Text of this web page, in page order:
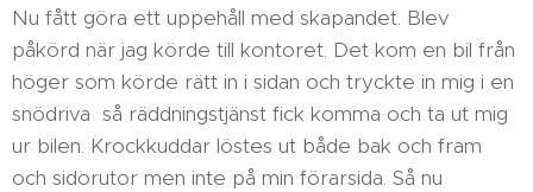
Nu fått göra ett uppehåll med skapandet. Blev
påkörd när jag körde till kontoret. Det kom en bil från
höger som körde rätt in i sidan och tryckte in mig i en
snödriva så räddningstjänst fick komma och ta ut mig
ur bilen. Krockkuddar löstes ut både bak och fram
och sidorutor men inte på min förarsida. Så nu